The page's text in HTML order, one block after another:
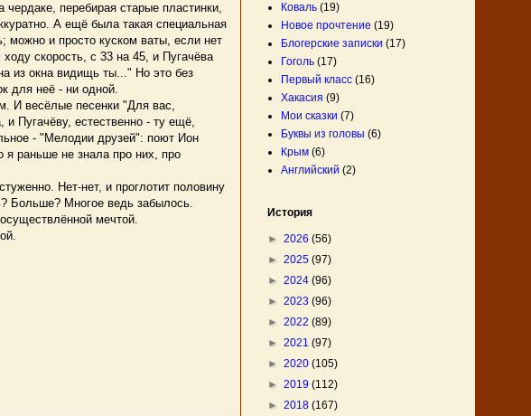
перебирая старые пластинки,
А ещё была такая специальная
можно и просто куском ваты, если нет
скорость, с 33 на 45, и Пугачёва
из окна видищь ты..." Но это без
для неё - ни одной.
И весёлые песенки "Для вас,
Пугачёву, естественно - ту ещё,
- "Мелодии друзей": поют Ион
раньше не знала про них, про
Нет-нет, и проглотит половину
Больше? Многое ведь забылось.
мечтой.
Коваль (19)
Новое прочтение (19)
Блогерские записки (17)
Гоголь (17)
Первый класс (16)
Хакасия (9)
Мои сказки (7)
Буквы из головы (6)
Крым (6)
Английский (2)
История
► 2026 (56)
► 2025 (97)
► 2024 (96)
► 2023 (96)
► 2022 (89)
► 2021 (97)
► 2020 (105)
► 2019 (112)
► 2018 (167)